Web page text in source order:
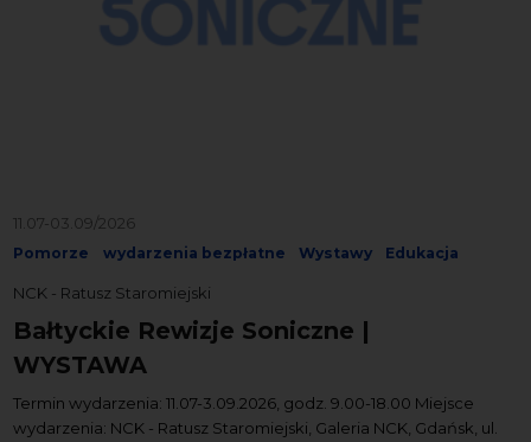
11.07-03.09/2026
Pomorze wydarzenia bezpłatne Wystawy Edukacja
NCK - Ratusz Staromiejski
Bałtyckie Rewizje Soniczne |
WYSTAWA
Termin wydarzenia: 11.07-3.09.2026, godz. 9.00-18.00 Miejsce
wydarzenia: NCK - Ratusz Staromiejski, Galeria NCK, Gdańsk, ul.